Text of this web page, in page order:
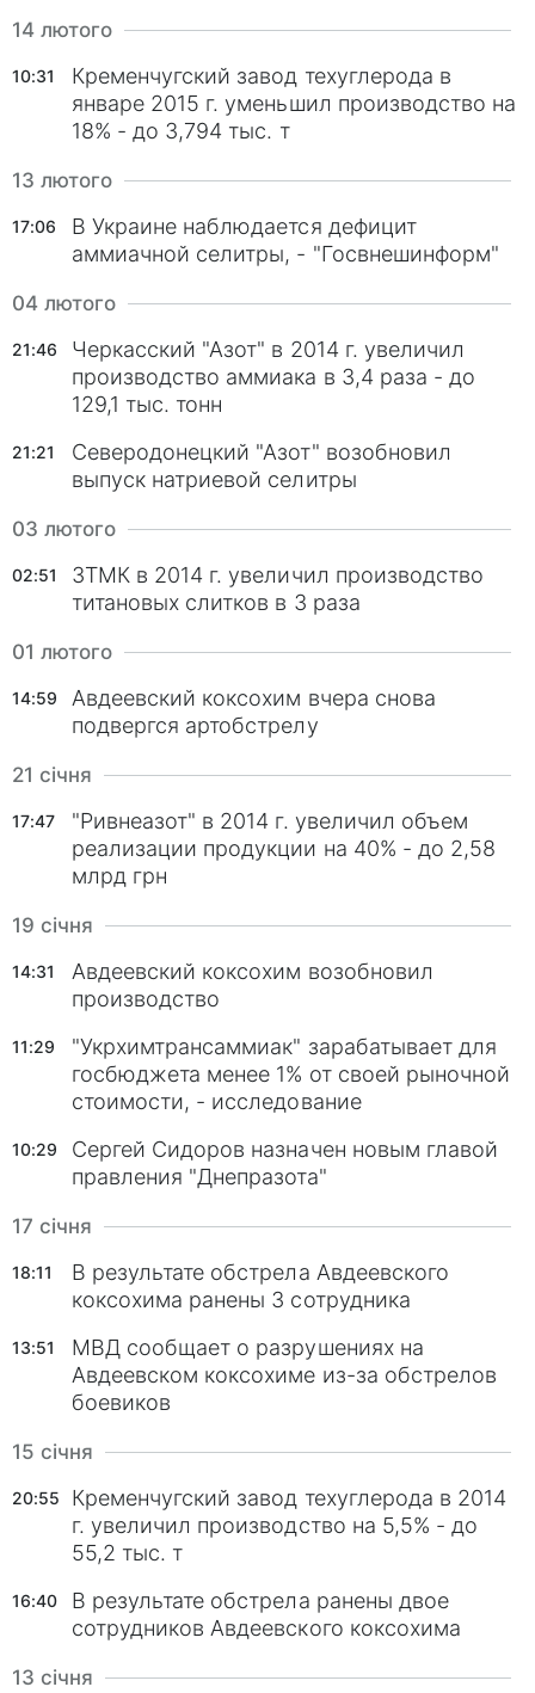
14 лютого
10:31
Кременчугский завод техуглерода в
январе 2015 г. уменьшил производство на
18% - до 3,794 тыс. т
13 лютого
17:06
В Украине наблюдается дефицит
аммиачной селитры, - "Госвнешинформ"
04 лютого
21:46
Черкасский "Азот" в 2014 г. увеличил
производство аммиака в 3,4 раза - до
129,1 тыс. тонн
21:21
Северодонецкий "Азот" возобновил
выпуск натриевой селитры
03 лютого
02:51
ЗТМК в 2014 г. увеличил производство
титановых слитков в 3 раза
01 лютого
14:59
Авдеевский коксохим вчера снова
подвергся артобстрелу
21 січня
17:47
"Ривнеазот" в 2014 г. увеличил объем
реализации продукции на 40% - до 2,58
млрд грн
19 січня
14:31
Авдеевский коксохим возобновил
производство
11:29
"Укрхимтрансаммиак" зарабатывает для
госбюджета менее 1% от своей рыночной
стоимости, - исследование
10:29
Сергей Сидоров назначен новым главой
правления "Днепразота"
17 січня
18:11
В результате обстрела Авдеевского
коксохима ранены 3 сотрудника
13:51
МВД сообщает о разрушениях на
Авдеевском коксохиме из-за обстрелов
боевиков
15 січня
20:55
Кременчугский завод техуглерода в 2014
г. увеличил производство на 5,5% - до
55,2 тыс. т
16:40
В результате обстрела ранены двое
сотрудников Авдеевского коксохима
13 січня